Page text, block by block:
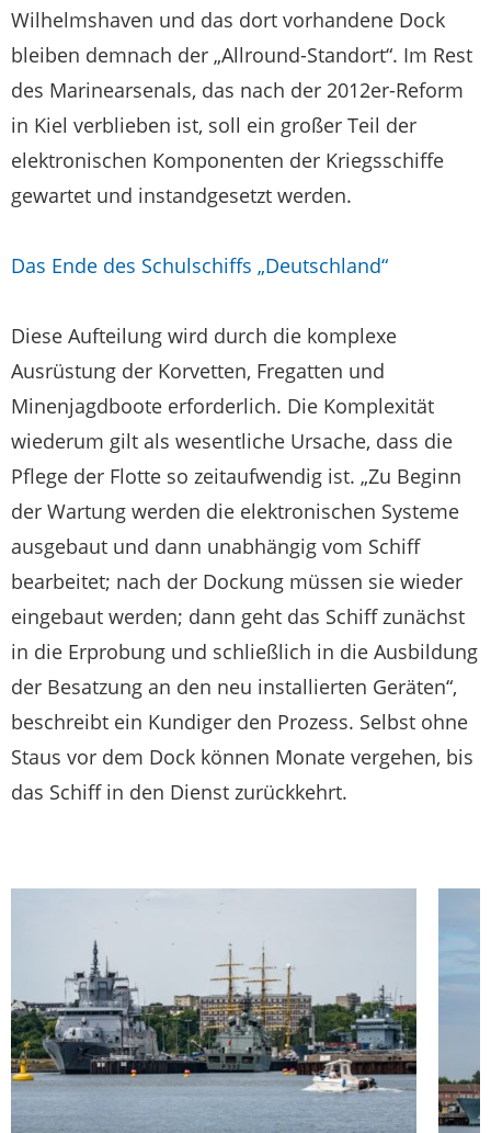
Wilhelmshaven und das dort vorhandene Dock
bleiben demnach der „Allround-Standort“. Im Rest
des Marinearsenals, das nach der 2012er-Reform
in Kiel verblieben ist, soll ein großer Teil der
elektronischen Komponenten der Kriegsschiffe
gewartet und instandgesetzt werden.
Das Ende des Schulschiffs „Deutschland“
Diese Aufteilung wird durch die komplexe
Ausrüstung der Korvetten, Fregatten und
Minenjagdboote erforderlich. Die Komplexität
wiederum gilt als wesentliche Ursache, dass die
Pflege der Flotte so zeitaufwendig ist. „Zu Beginn
der Wartung werden die elektronischen Systeme
ausgebaut und dann unabhängig vom Schiff
bearbeitet; nach der Dockung müssen sie wieder
eingebaut werden; dann geht das Schiff zunächst
in die Erprobung und schließlich in die Ausbildung
der Besatzung an den neu installierten Geräten“,
beschreibt ein Kundiger den Prozess. Selbst ohne
Staus vor dem Dock können Monate vergehen, bis
das Schiff in den Dienst zurückkehrt.